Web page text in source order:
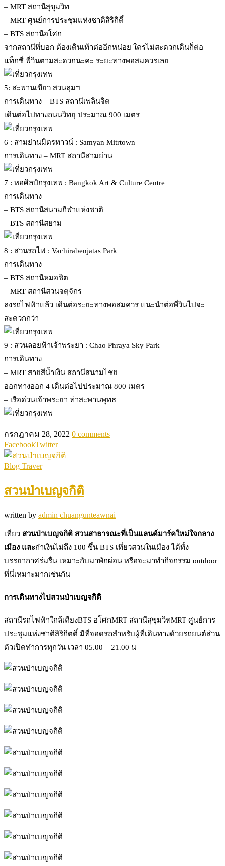
– MRT สถานีสุขุมวิท
– MRT ศูนย์การประชุมแห่งชาติสิริกิติ์
– BTS สถานีอโศก
จากสถานีที่บอก ต้องเดินเท้าต่ออีกหน่อย ใครไม่สะดวกเดินก็ต่อ
แท็กซี่ พี่วินตามสะดวกนะคะ ระยะทางพอสมควรเลย
5: สะพานเขียว สวนลุมฯ
การเดินทาง – BTS สถานีเพลินจิต
เดินต่อไปทางถนนวิทยุ ประมาณ 900 เมตร
6 : สามย่านมิตรทาวน์ : Samyan Mitrtown
การเดินทาง – MRT สถานีสามย่าน
7 : หอศิลป์กรุงเทพ : Bangkok Art & Culture Centre
การเดินทาง
– BTS สถานีสนามกีฬาแห่งชาติ
– BTS สถานีสยาม
8 : สวนรถไฟ : Vachirabenjatas Park
การเดินทาง
– BTS สถานีหมอชิต
– MRT สถานีสวนจตุจักร
ลงรถไฟฟ้าแล้ว เดินต่อระยะทางพอสมควร แนะนำต่อพี่วินไปจะ
สะดวกกว่า
9 : สวนลอยฟ้าเจ้าพระยา : Chao Phraya Sky Park
การเดินทาง
– MRT สายสีน้ำเงิน สถานีสนามไชย
ออกทางออก 4 เดินต่อไปประมาณ 800 เมตร
– เรือด่วนเจ้าพระยา ท่าสะพานพุทธ
กรกฎาคม 28, 2022 0 comments
FacebookTwitter
Blog Traver
สวนป่าเบญจกิติ
written by admin chuangunteawnai
เที่ยว สวนป่าเบญจกิติ สวนสาธารณะที่เป็นแลนด์มาร์คใหม่ใจกลาง
เมือง และกำเงินไม่ถึง 100 ขึ้น BTS เที่ยวสวนในเมือง ได้ทั้ง
บรรยากาศร่มรื่น เหมาะกับมาพักผ่อน หรือจะมาทำกิจกรรม outdoor
ที่นี่เหมาะมากเช่นกัน
การเดินทางไปสวนป่าเบญจกิติ
สถานีรถไฟฟ้าใกล้เคียงBTS อโศกMRT สถานีสุขุมวิทMRT ศูนย์การ
ประชุมแห่งชาติสิริกิตติ์ มีที่จอดรถสำหรับผู้ที่เดินทางด้วยรถยนต์ส่วน
ตัวเปิดทำการทุกวัน เวลา 05.00 – 21.00 น